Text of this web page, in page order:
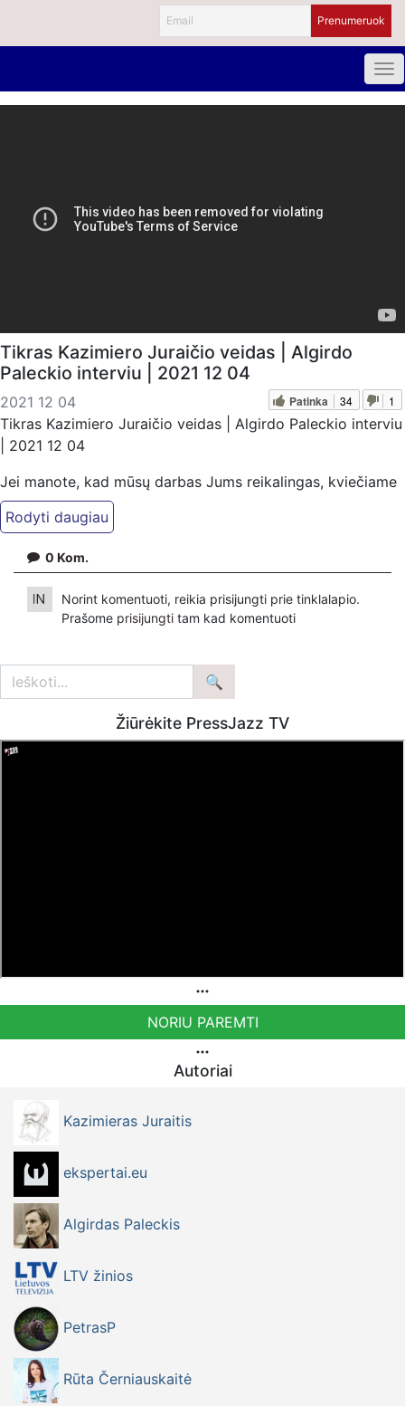
Tikras Kazimiero Juraičio veidas | Algirdo
Paleckio interviu | 2021 12 04
2021 12 04 Patinka 34 1
Tikras Kazimiero Juraičio veidas | Algirdo Paleckio interviu
| 2021 12 04
Jei manote, kad mūsų darbas Jums reikalingas, kviečiame
paremti: Patreon platformoje
patreon.com/KazimierasJuraitis; Tiesiogiai pervedant per
"Kaisakas", LT477300010078090515 Paskirtyje nurodant
''Auka''.
0 Kom.
Norint komentuoti, reikia prisijungti prie tinklalapio.
Prašome prisijungti tam kad komentuoti
Žiūrėkite PressJazz TV
NORIU PAREMTI
Autoriai
Kazimieras Juraitis
ekspertai.eu
Algirdas Paleckis
LTV žinios
PetrasP
Rūta Černiauskaitė